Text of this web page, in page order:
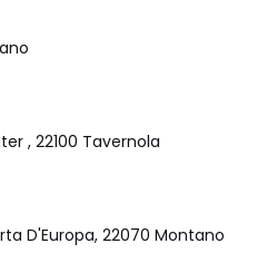
, 22100 Tavernola
D'Europa, 22070 Montano